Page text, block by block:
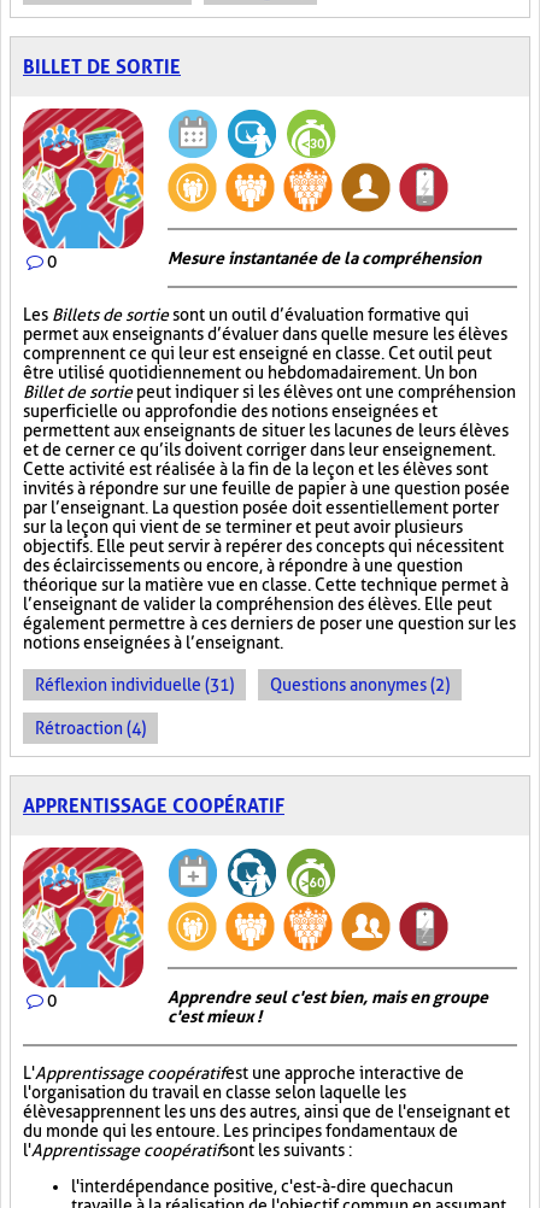
BILLET DE SORTIE
0 Mesure instantanée de la compréhension
Les Billets de sortiesont un outil d’évaluation formative qui
permet aux enseignants d’évaluer dans quelle mesure les élèves
comprennent ce qui leur est enseigné en classe. Cet outil peut
être utilisé quotidiennement ou hebdomadairement. Un bon
Billet de sortiepeut indiquer si les élèves ont une compréhension
superficielle ou approfondie des notions enseignées et
permettent aux enseignants de situer les lacunes de leurs élèves
et de cerner ce qu’ils doivent corriger dans leur enseignement.
Cette activité est réalisée à la fin de la leçon et les élèves sont
invités à répondre sur une feuille de papier à une question posée
par l’enseignant. La question posée doit essentiellement porter
sur la leçon qui vient de se terminer et peut avoir plusieurs
objectifs. Elle peut servir à repérer des concepts qui nécessitent
des éclaircissements ou encore, à répondre à une question
théorique sur la matière vue en classe. Cette technique permet à
l’enseignant de valider la compréhension des élèves. Elle peut
également permettre à ces derniers de poser une question sur les
notions enseignées à l’enseignant.
Réflexion individuelle (31) Questions anonymes (2)
Rétroaction (4)
APPRENTISSAGE COOPÉRATIF
0
Apprendre seul c'est bien, mais en groupe
c'est mieux !
L'Apprentissage coopératifest une approche interactive de
l'organisation du travail en classe selon laquelle les
élèves apprennent les uns des autres, ainsi que de l'enseignant et
du monde qui les entoure. Les principes fondamentaux de
l'Apprentissage coopératifsont les suivants :
l'interdépendance positive, c'est-à-dire que chacun